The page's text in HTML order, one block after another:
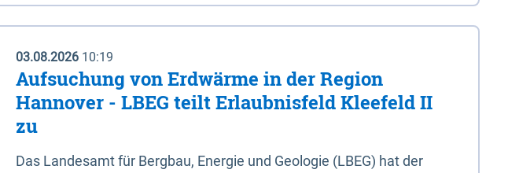
03.08.2026 10:19
Aufsuchung von Erdwärme in der Region
Hannover - LBEG teilt Erlaubnisfeld Kleefeld II
zu
Das Landesamt für Bergbau, Energie und Geologie (LBEG) hat der